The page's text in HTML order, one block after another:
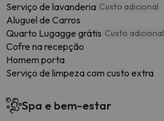
Serviço de lavanderia Custo adicional
Aluguel de Carros
Quarto Lugagge grátis Custo adicional
Cofre na recepção
Homem porta
Serviço de limpeza com custo extra
Spa e bem-estar